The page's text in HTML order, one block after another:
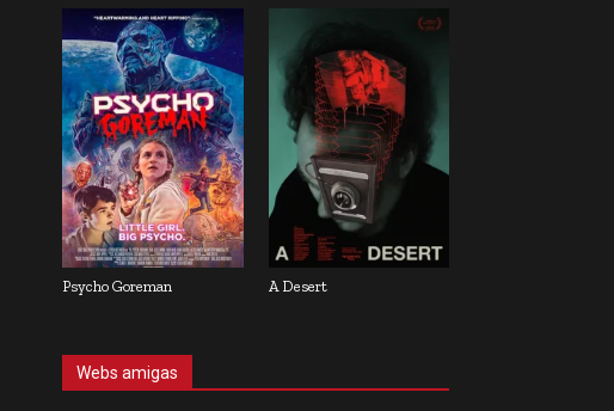
Psycho Goreman A Desert
Webs amigas